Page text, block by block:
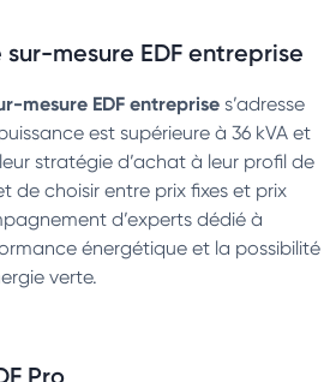
mesure EDF entreprise
mesure EDF entreprise s’adresse
est supérieure à 36 kVA et
stratégie d’achat à leur profil de
de choisir entre prix fixes et prix
d’experts dédié à
énergétique et la possibilité
verte.
Pro